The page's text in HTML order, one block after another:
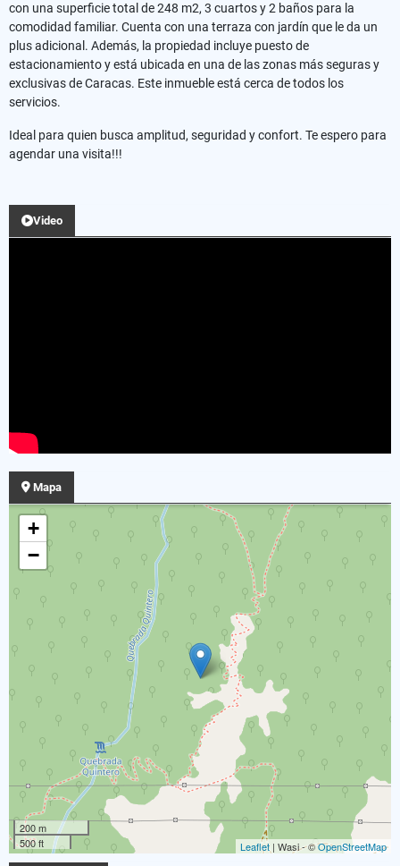
con una superficie total de 248 m2, 3 cuartos y 2 baños para la
comodidad familiar. Cuenta con una terraza con jardín que le da un
plus adicional. Además, la propiedad incluye puesto de
estacionamiento y está ubicada en una de las zonas más seguras y
exclusivas de Caracas. Este inmueble está cerca de todos los
servicios.
Ideal para quien busca amplitud, seguridad y confort. Te espero para
agendar una visita!!!
Video
Mapa
+
−
200 m
500 ft
Leaflet | Wasi - ©OpenStreetMap